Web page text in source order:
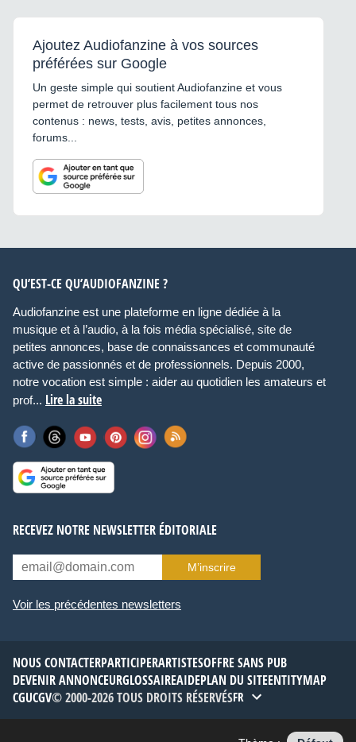
Ajoutez Audiofanzine à vos sources
préférées sur Google
Un geste simple qui soutient Audiofanzine et vous
permet de retrouver plus facilement tous nos
contenus : news, tests, avis, petites annonces,
forums...
QU’EST-CE QU’AUDIOFANZINE ?
Audiofanzine est une plateforme en ligne dédiée à la
musique et à l’audio, à la fois média spécialisé, site de
petites annonces, base de connaissances et communauté
active de passionnés et de professionnels. Depuis 2000,
notre vocation est simple : aider au quotidien les amateurs et
prof... Lire la suite
RECEVEZ NOTRE NEWSLETTER ÉDITORIALE
M’inscrire
Voir les précédentes newsletters
NOUS CONTACTERPARTICIPERARTISTESOFFRE SANS PUB
DEVENIR ANNONCEURGLOSSAIREAIDEPLAN DU SITEENTITYMAP
CGUCGV© 2000-2026 TOUS DROITS RÉSERVÉSFR